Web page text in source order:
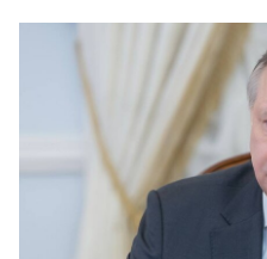
Книги
Выставки
Пресс-
релизы
Metro
Стримы
Спецпроекты